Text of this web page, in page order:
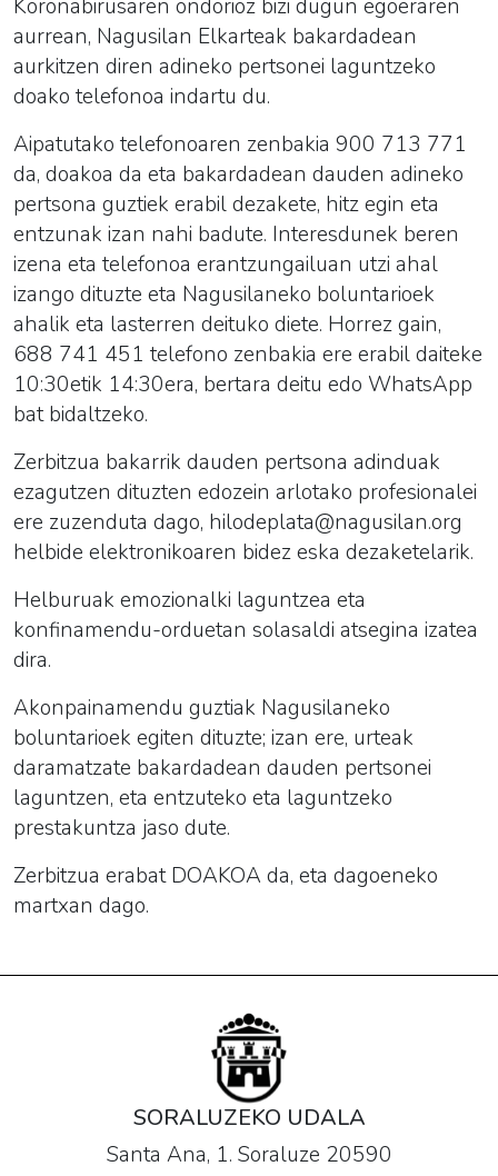
Koronabirusaren ondorioz bizi dugun egoeraren
aurrean, Nagusilan Elkarteak bakardadean
aurkitzen diren adineko pertsonei laguntzeko
doako telefonoa indartu du.
Aipatutako telefonoaren zenbakia 900 713 771
da, doakoa da eta bakardadean dauden adineko
pertsona guztiek erabil dezakete, hitz egin eta
entzunak izan nahi badute. Interesdunek beren
izena eta telefonoa erantzungailuan utzi ahal
izango dituzte eta Nagusilaneko boluntarioek
ahalik eta lasterren deituko diete. Horrez gain,
688 741 451 telefono zenbakia ere erabil daiteke
10:30etik 14:30era, bertara deitu edo WhatsApp
bat bidaltzeko.
Zerbitzua bakarrik dauden pertsona adinduak
ezagutzen dituzten edozein arlotako profesionalei
ere zuzenduta dago, hilodeplata@nagusilan.org
helbide elektronikoaren bidez eska dezaketelarik.
Helburuak emozionalki laguntzea eta
konfinamendu-orduetan solasaldi atsegina izatea
dira.
Akonpainamendu guztiak Nagusilaneko
boluntarioek egiten dituzte; izan ere, urteak
daramatzate bakardadean dauden pertsonei
laguntzen, eta entzuteko eta laguntzeko
prestakuntza jaso dute.
Zerbitzua erabat DOAKOA da, eta dagoeneko
martxan dago.
SORALUZEKO UDALA
Santa Ana, 1. Soraluze 20590